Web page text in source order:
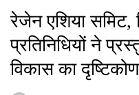
रेजेन एशिया समिट,
प्रतिनिधियों ने
विकास का दृष्टिकोण